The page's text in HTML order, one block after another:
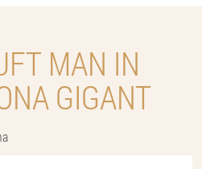
MAN IN
GIGANT